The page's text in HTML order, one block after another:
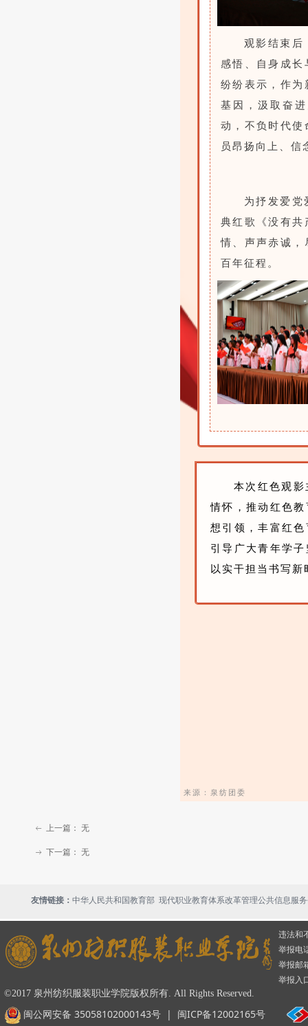
观影结束后
感悟、自身成
纷纷表示，作
基因，汲取奋
动，不负时代
员昂扬向上、信
为抒发爱党
典红歌《没有
情、声声赤诚
百年征程。
本次红色观
情怀，推动红色
想引领，丰富红
引导广大青年学
以实干担当书写新
来源：泉纺团委
ꂃ 上一篇： 无
ꁹ 下一篇： 无
©2017 泉州纺织服装职业学院版权所有. All Rights Reserved.
闽公网安备 35058102000143号 | 闽ICP备12002165号
违法和
举报电
举报邮
举报入
友情链接： 中华人民共和国教育部 现代职业教育体系改革管理公共信息服